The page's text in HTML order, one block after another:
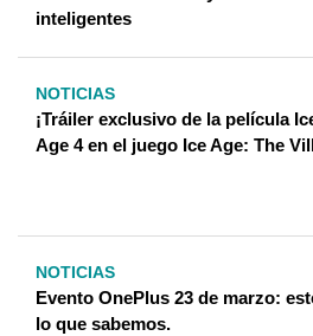
inteligentes
NOTICIAS
¡Tráiler exclusivo de la película
Age 4 en el juego Ice Age: The
NOTICIAS
Evento OnePlus 23 de marzo:
lo que sabemos.